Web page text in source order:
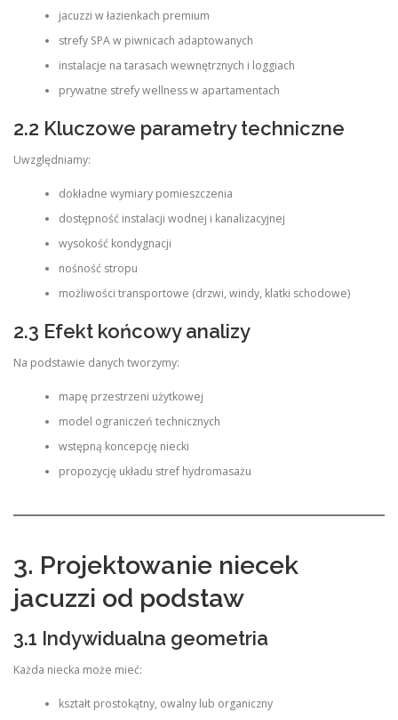
jacuzzi w łazienkach premium
strefy SPA w piwnicach adaptowanych
instalacje na tarasach wewnętrznych i loggiach
prywatne strefy wellness w apartamentach
2.2 Kluczowe parametry techniczne
Uwzględniamy:
dokładne wymiary pomieszczenia
dostępność instalacji wodnej i kanalizacyjnej
wysokość kondygnacji
nośność stropu
możliwości transportowe (drzwi, windy, klatki schodowe)
2.3 Efekt końcowy analizy
Na podstawie danych tworzymy:
mapę przestrzeni użytkowej
model ograniczeń technicznych
wstępną koncepcję niecki
propozycję układu stref hydromasażu
3. Projektowanie niecek
jacuzzi od podstaw
3.1 Indywidualna geometria
Każda niecka może mieć:
kształt prostokątny, owalny lub organiczny